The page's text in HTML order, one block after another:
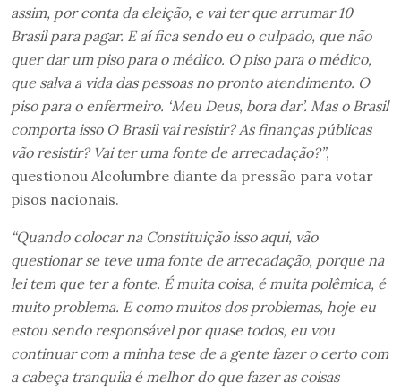
assim, por conta da eleição, e vai ter que arrumar 10
Brasil para pagar. E aí fica sendo eu o culpado, que não
quer dar um piso para o médico. O piso para o médico,
que salva a vida das pessoas no pronto atendimento. O
piso para o enfermeiro. ‘Meu Deus, bora dar’. Mas o Brasil
comporta isso O Brasil vai resistir? As finanças públicas
vão resistir? Vai ter uma fonte de arrecadação?”,
questionou Alcolumbre diante da pressão para votar
pisos nacionais.
“Quando colocar na Constituição isso aqui, vão
questionar se teve uma fonte de arrecadação, porque na
lei tem que ter a fonte. É muita coisa, é muita polêmica, é
muito problema. E como muitos dos problemas, hoje eu
estou sendo responsável por quase todos, eu vou
continuar com a minha tese de a gente fazer o certo com
a cabeça tranquila é melhor do que fazer as coisas